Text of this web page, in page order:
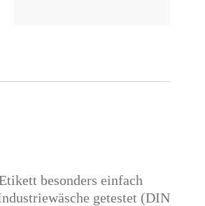
besonders einfach
getestet (DIN